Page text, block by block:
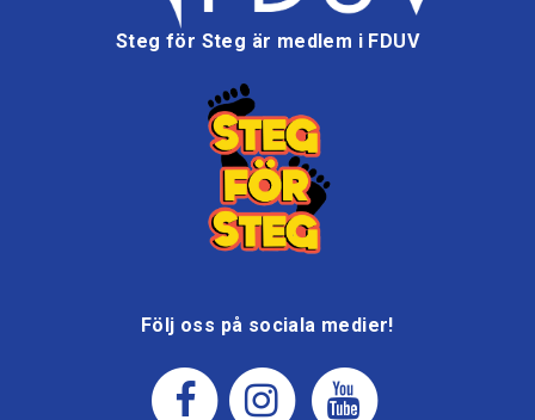
Steg för Steg är medlem i FDUV
Följ oss på sociala medier!